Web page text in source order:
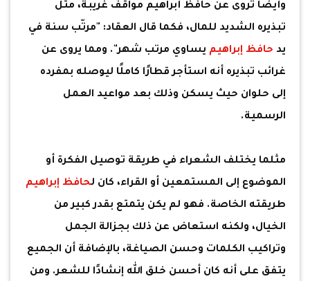
وأيضًا تروى عن حافظ أبراهيم مواقف غريبة، مثل
تبذيره الشديد للمال، فكما قال العقاد: "مرتّب سنة في
يد حافظ إبراهيم يساوي مرتب شهر". ومما يروى عن
غرائب تبذيره أنه استأجر قطارًا كاملًا ليوصله بمفرده
إلى حلوان حيث يسكن وذلك بعد مواعيد العمل
الرسمية.
مثلما يختلف الشعراء في طريقة توصيل الفكرة أو
الموضوع إلى المستمعين أو القراء، كان لحافظ إبراهيم
طريقته الخاصة. فهو لم يكن يتمتع بقدر كبير من
الخيال، ولكنه استعاض عن ذلك بجزالة الجمل
وتراكيب الكلمات وحسن الصياغة، بالإضافة أن الجميع
يتفق على أنه كان أحسن خلق الله إنشادًا للشعر. ومن